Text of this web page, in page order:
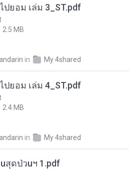
ปยอม เล่ม 3_ST.pdf
2.5 MB
in My 4shared
ปยอม เล่ม 4_ST.pdf
2.4 MB
in My 4shared
สุดป่วuฯ 1.pdf